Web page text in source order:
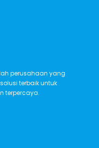
perusahaan yang
terbaik untuk
terpercaya.